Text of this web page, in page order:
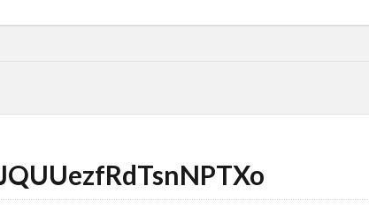
超初心者のパソコンの選び方（３）・・・知
超初心者のパソコンの選び方（１）・・・
超初心者のパソコンの選び方（２）・・・快
プロ
パソ
Visual
タッ